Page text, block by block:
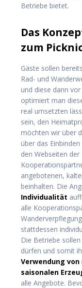
Betriebe bietet.
Das
zum
Gäste sollen
Rad- und
und diese dann
optimiert man
real umsetzten
sein, den
möchten wir über
über das
den Webseiten der
angebotenen,
beinhalten. Die
Individualität
alle
stattdessen
Die Betriebe
dürfen und somit
Verwendung
saisonalen
alle Angebote.